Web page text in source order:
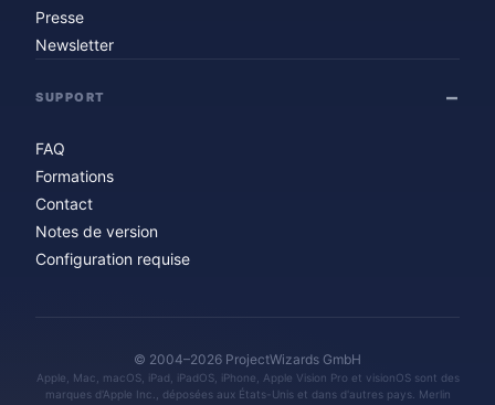
Presse
Newsletter
SUPPORT
FAQ
Formations
Contact
Notes de version
Configuration requise
© 2004–2026 ProjectWizards GmbH
Apple, Mac, macOS, iPad, iPadOS, iPhone, Apple Vision Pro et visionOS sont des
marques d'Apple Inc., déposées aux États-Unis et dans d'autres pays. Merlin